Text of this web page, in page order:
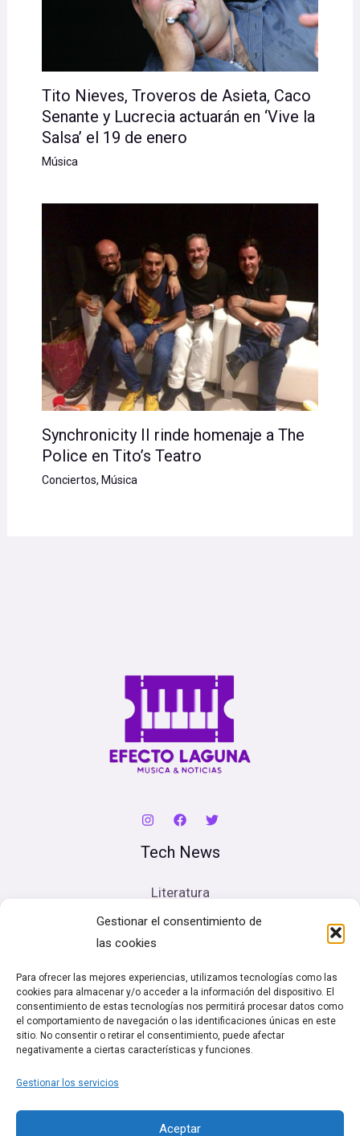
Gestionar el consentimiento de
las cookies
Para ofrecer las mejores experiencias, utilizamos tecnologías como las
cookies para almacenar y/o acceder a la información del dispositivo. El
consentimiento de estas tecnologías nos permitirá procesar datos como
el comportamiento de navegación o las identificaciones únicas en este
sitio. No consentir o retirar el consentimiento, puede afectar
negativamente a ciertas características y funciones.
Gestionar los servicios
Aceptar
Tito Nieves, Troveros de Asieta, Caco
Senante y Lucrecia actuarán en ‘Vive la
Salsa’ el 19 de enero
Música
Synchronicity II rinde homenaje a The
Police en Tito’s Teatro
Conciertos, Música
Tech News
Literatura
Cine
Legal
Política de cookies (UE)
Política de Privacidad